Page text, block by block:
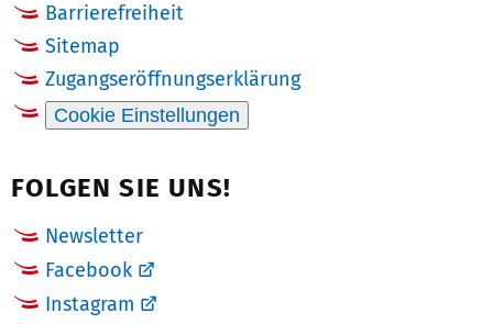
Barrierefreiheit
Sitemap
Zugangseröffnungserklärung
Cookie Einstellungen
FOLGEN SIE UNS!
Newsletter
Facebook
Instagram